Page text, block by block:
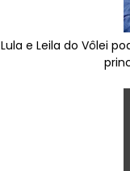
Lula e Leila do Vôlei